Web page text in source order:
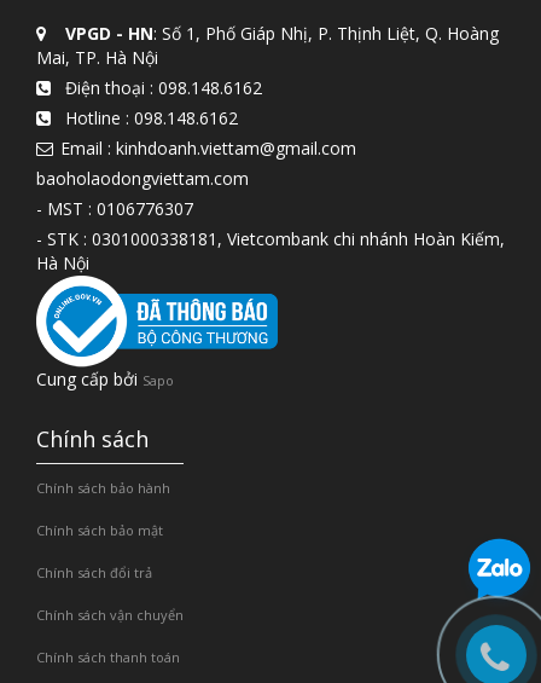
VPGD - HN: Số 1, Phố Giáp Nhị, P. Thịnh Liệt, Q. Hoàng
Mai, TP. Hà Nội
Điện thoại : 098.148.6162
Hotline : 098.148.6162
Email : kinhdoanh.viettam@gmail.com
baoholaodongviettam.com
- MST : 0106776307
- STK : 0301000338181, Vietcombank chi nhánh Hoàn Kiếm,
Hà Nội
Cung cấp bởi Sapo
Chính sách
Chính sách bảo hành
Chính sách bảo mật
Chính sách đổi trả
Chính sách vận chuyển
Chính sách thanh toán